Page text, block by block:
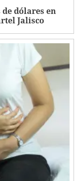
de dólares en
Jalisco